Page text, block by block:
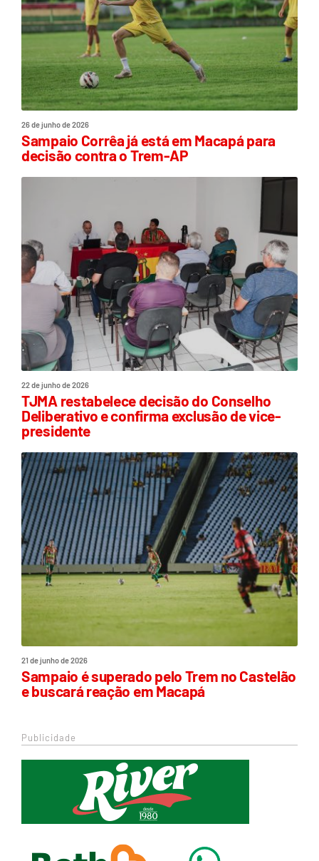
26 de junho de 2026
Sampaio Corrêa já está em Macapá para
decisão contra o Trem-AP
22 de junho de 2026
TJMA restabelece decisão do Conselho
Deliberativo e confirma exclusão de vice-
presidente
21 de junho de 2026
Sampaio é superado pelo Trem no Castelão
e buscará reação em Macapá
Publicidade